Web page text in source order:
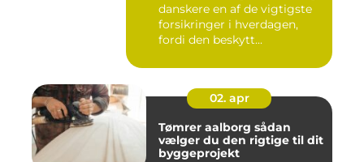
danskere en af de vigtigste
forsikringer i hverdagen,
fordi den beskytt...
02. apr
Tømrer aalborg sådan
vælger du den rigtige til dit
byggeprojekt